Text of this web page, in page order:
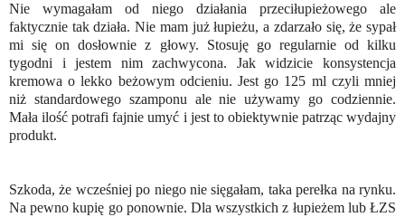
Nie wymagałam od niego działania przeciłupieżowego ale
faktycznie tak działa. Nie mam już łupieżu, a zdarzało się, że sypał
mi się on dosłownie z głowy. Stosuję go regularnie od kilku
tygodni i jestem nim zachwycona. Jak widzicie konsystencja
kremowa o lekko beżowym odcieniu. Jest go 125 ml czyli mniej
niż standardowego szamponu ale nie używamy go codziennie.
Mała ilość potrafi fajnie umyć i jest to obiektywnie patrząc wydajny
produkt.
Szkoda, że wcześniej po niego nie sięgałam, taka perełka na rynku.
Na pewno kupię go ponownie. Dla wszystkich z łupieżem lub ŁZS